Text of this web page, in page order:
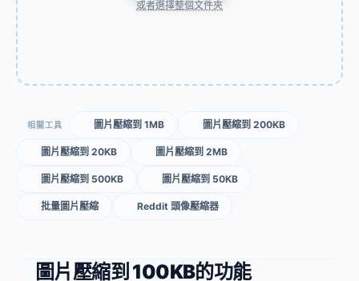
或者選擇整個文件夾
相關工具 圖片壓縮到 1MB 圖片壓縮到 200KB
圖片壓縮到 20KB 圖片壓縮到 2MB
圖片壓縮到 500KB 圖片壓縮到 50KB
批量圖片壓縮 Reddit 頭像壓縮器
圖片壓縮到 100KB的功能